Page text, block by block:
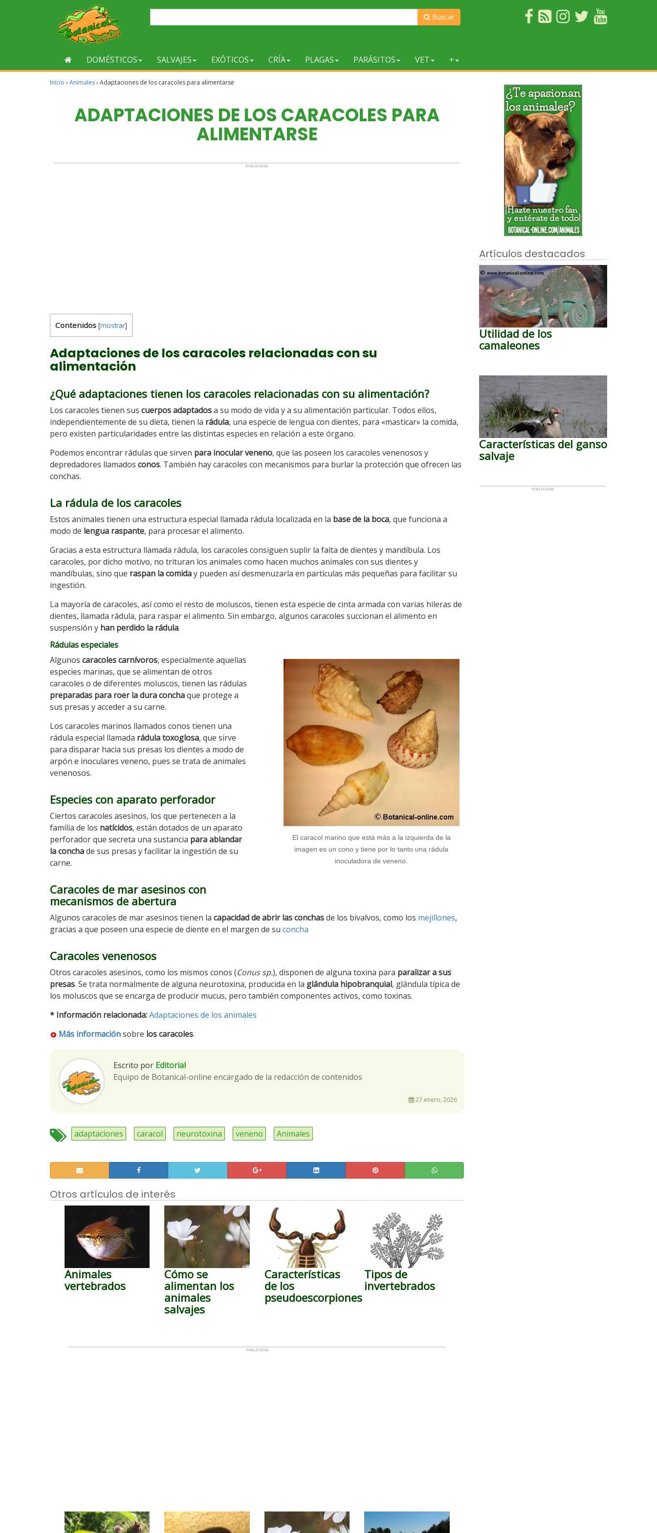
Buscar
DOMÉSTICOS SALVAJES EXÓTICOS CRÍA PLAGAS PARÁSITOS VET +
Inicio › Animales› Adaptaciones de los caracoles para alimentarse
ADAPTACIONES DE LOS CARACOLES PARA
ALIMENTARSE
Contenidos [mostrar]
Adaptaciones de los caracoles relacionadas con su
alimentación
¿Qué adaptaciones tienen los caracoles relacionadas con su alimentación?
Los caracoles tienen sus cuerpos adaptadosa su modo de vida y a su alimentación particular. Todos ellos,
independientemente de su dieta, tienen la rádula, una especie de lengua con dientes, para «masticar» la comida,
pero existen particularidades entre las distintas especies en relación a este órgano.
Podemos encontrar rádulas que sirven para inocular veneno, que las poseen los caracoles venenosos y
depredadores llamados conos. También hay caracoles con mecanismos para burlar la protección que ofrecen las
conchas.
La rádula de los caracoles
Estos animales tienen una estructura especial llamada rádula localizada en la base de la boca, que funciona a
modo de lengua raspante, para procesar el alimento.
Gracias a esta estructura llamada rádula, los caracoles consiguen suplir la falta de dientes y mandíbula. Los
caracoles, por dicho motivo, no trituran los animales como hacen muchos animales con sus dientes y
mandíbulas, sino que raspan la comiday pueden así desmenuzarla en partículas más pequeñas para facilitar su
ingestión.
La mayoría de caracoles, así como el resto de moluscos, tienen esta especie de cinta armada con varias hileras de
dientes, llamada rádula, para raspar el alimento. Sin embargo, algunos caracoles succionan el alimento en
suspensión y han perdido la rádula.
Rádulas especiales
El caracol marino que está más a la izquierda de la
imagen es un cono y tiene por lo tanto una rádula
inoculadora de veneno.
Algunos caracoles carnívoros, especialmente aquellas
especies marinas, que se alimentan de otros
caracoles o de diferentes moluscos, tienen las rádulas
preparadas para roer la dura conchaque protege a
sus presas y acceder a su carne.
Los caracoles marinos llamados conos tienen una
rádula especial llamada rádula toxoglosa, que sirve
para disparar hacia sus presas los dientes a modo de
arpón e inoculares veneno, pues se trata de animales
venenosos.
Especies con aparato perforador
Ciertos caracoles asesinos, los que pertenecen a la
familia de los natícidos, están dotados de un aparato
perforador que secreta una sustancia para ablandar
la conchade sus presas y facilitar la ingestión de su
carne.
Caracoles de mar asesinos con
mecanismos de abertura
Algunos caracoles de mar asesinos tienen la capacidad de abrir las conchasde los bivalvos, como los mejillones,
gracias a que poseen una especie de diente en el margen de su concha
Caracoles venenosos
Otros caracoles asesinos, como los mismos conos (Conus sp.), disponen de alguna toxina para paralizar a sus
presas. Se trata normalmente de alguna neurotoxina, producida en la glándula hipobranquial, glándula típica de
los moluscos que se encarga de producir mucus, pero también componentes activos, como toxinas.
* Información relacionada:Adaptaciones de los animales
Más informaciónsobre los caracoles.
Escrito por Editorial
Equipo de Botanical-online encargado de la redacción de contenidos
27 enero, 2026
adaptaciones caracol neurotoxina veneno Animales
Otros artículos de interés
Animales
vertebrados
Cómo se
alimentan los
animales
salvajes
Características
de los
pseudoescorpiones
Tipos de
invertebrados
Artículos destacados
Utilidad de los
camaleones
Características del ganso
salvaje